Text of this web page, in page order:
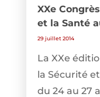
XXe
et la Santé
29 juillet 2014
La XXe
la Sécurité
du 24 au 27